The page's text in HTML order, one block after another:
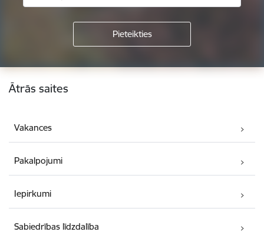
Kājene
Ātrās saites
Vakances
Pakalpojumi
Iepirkumi
Sabiedrības līdzdalība